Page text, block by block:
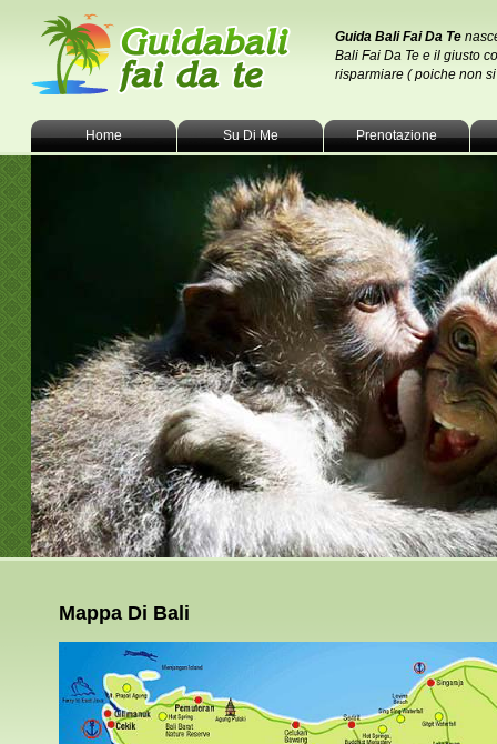
Guida Bali Fai Da Te
Bali Fai Da Te e il giusto
risparmiare ( poiche non
Home Su Di Me Prenotazione
Mappa Di Bali